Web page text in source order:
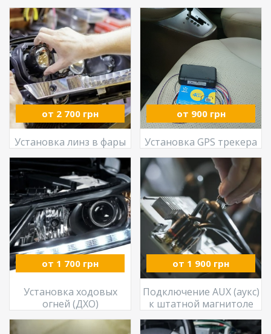
от 2 700 грн
Установка линз в фары
от 900 грн
Установка GPS трекера
от 1 700 грн
Установка ходовых
огней (ДХО)
от 1 900 грн
Подключение AUX (аукс)
к штатной магнитоле